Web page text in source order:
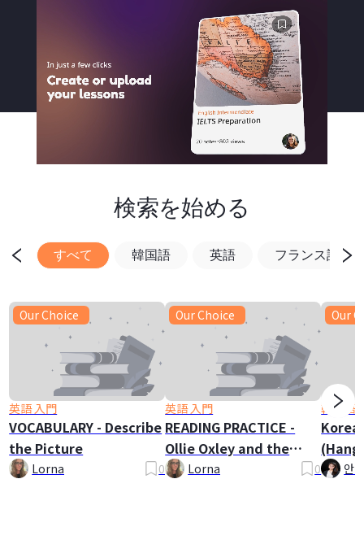
検索を始める
すべて 韓国語 英語 フランス語
Our Choice
英語 入門
VOCABULARY - Describe
the Picture
Lorna 0
Our Choice
英語 入門
READING PRACTICE -
Ollie Oxley and the
GhostLorna 0
Our
韓国語
안